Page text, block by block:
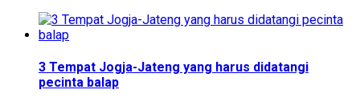
3 Tempat Jogja-Jateng yang harus didatangi
pecinta balap